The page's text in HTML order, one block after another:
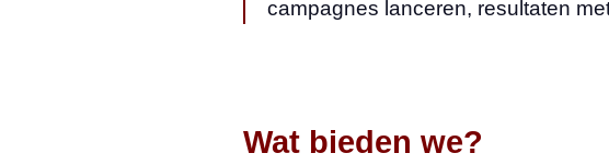
campagnes lanceren, resultaten
Wat bieden we?